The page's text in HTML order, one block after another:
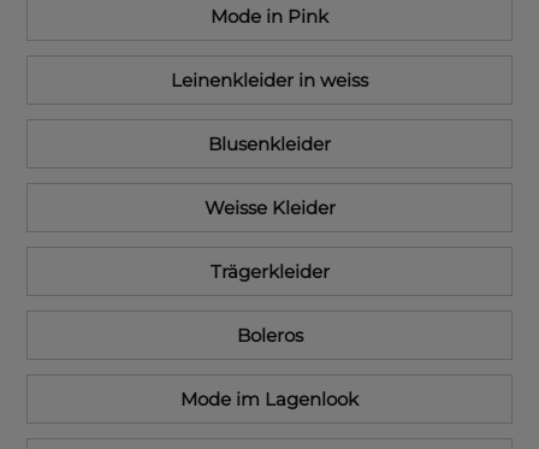
Mode in Pink
Leinenkleider in weiss
Blusenkleider
Weisse Kleider
Trägerkleider
Boleros
Mode im Lagenlook